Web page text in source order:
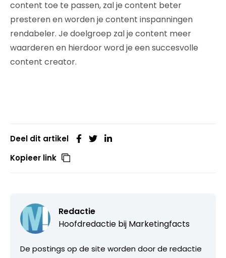
content toe te passen, zal je content beter
presteren en worden je content inspanningen
rendabeler. Je doelgroep zal je content meer
waarderen en hierdoor word je een succesvolle
content creator.
Deel dit artikel
Kopieer link
Redactie
Hoofdredactie bij Marketingfacts
De postings op de site worden door de redactie